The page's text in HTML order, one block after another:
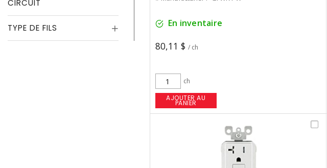
CIRCUIT
TYPE DE FILS En inventaire
80,11 $ / ch
ch
AJOUTER AU
PANIER